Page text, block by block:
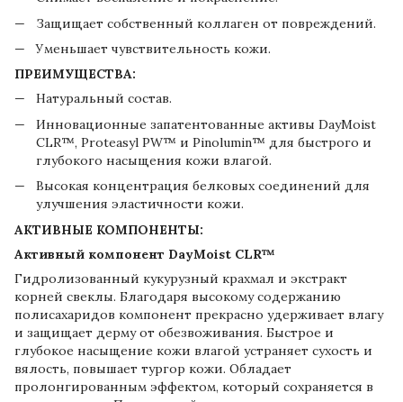
Защищает собственный коллаген от повреждений.
Уменьшает чувствительность кожи.
ПРЕИМУЩЕСТВА:
Натуральный состав.
Инновационные запатентованные активы DayMoist
CLR™, Proteasyl PW™ и Ріnolumin™ для быстрого и
глубокого насыщения кожи влагой.
Высокая концентрация белковых соединений для
улучшения эластичности кожи.
АКТИВНЫЕ КОМПОНЕНТЫ:
Активный компонент DayMoist CLR™
Гидролизованный кукурузный крахмал и экстракт
корней свеклы. Благодаря высокому содержанию
полисахаридов компонент прекрасно удерживает влагу
и защищает дерму от обезвоживания. Быстрое и
глубокое насыщение кожи влагой устраняет сухость и
вялость, повышает тургор кожи. Обладает
пролонгированным эффектом, который сохраняется в